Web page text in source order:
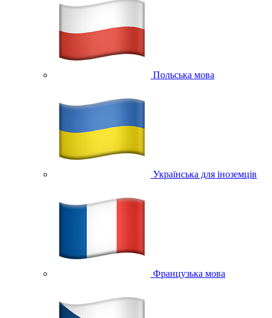
Польська мова
Українська для іноземців
Французька мова